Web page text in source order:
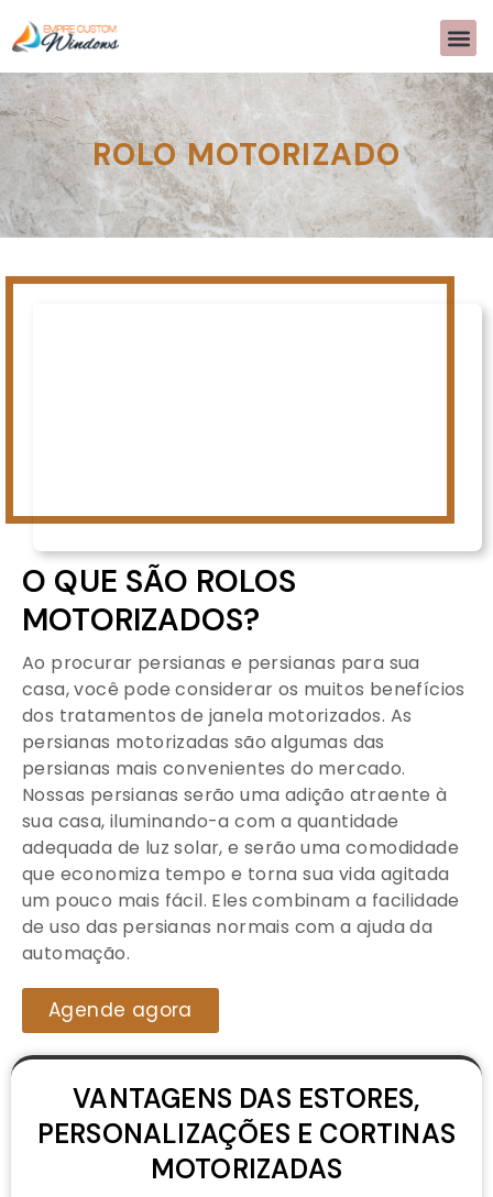
ROLO MOTORIZADO
O QUE SÃO ROLOS
MOTORIZADOS?
Ao procurar persianas e persianas para sua
casa, você pode considerar os muitos benefícios
dos tratamentos de janela motorizados. As
persianas motorizadas são algumas das
persianas mais convenientes do mercado.
Nossas persianas serão uma adição atraente à
sua casa, iluminando-a com a quantidade
adequada de luz solar, e serão uma comodidade
que economiza tempo e torna sua vida agitada
um pouco mais fácil. Eles combinam a facilidade
de uso das persianas normais com a ajuda da
automação.
Agende agora
VANTAGENS DAS ESTORES,
PERSONALIZAÇÕES E CORTINAS
MOTORIZADAS